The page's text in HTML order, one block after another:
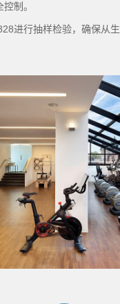
制。
进行抽样检验，确保从